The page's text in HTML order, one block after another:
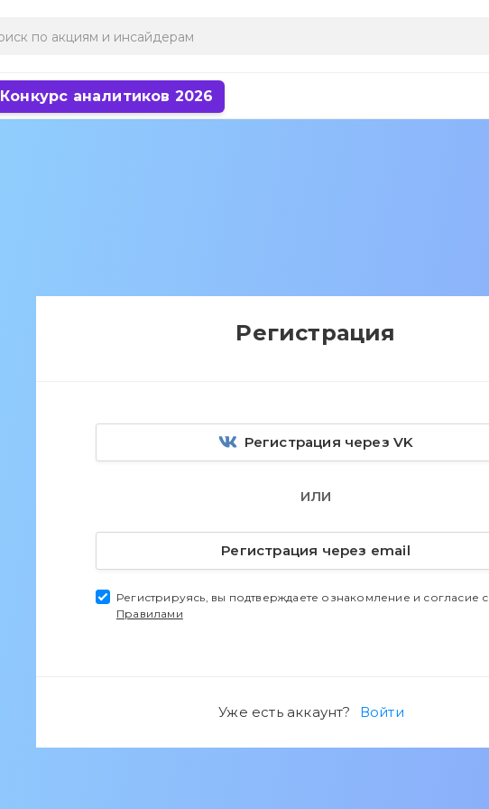
Конкурс аналитиков 2026
Регистрация
Регистрация через VK
ИЛИ
Регистрация через email
Регистрируясь, вы подтверждаете ознакомление и согласие с
Правилами
Уже есть аккаунт? Войти